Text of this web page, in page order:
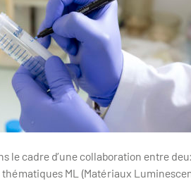
le cadre d’une collaboration entre
thématiques ML (Matériaux